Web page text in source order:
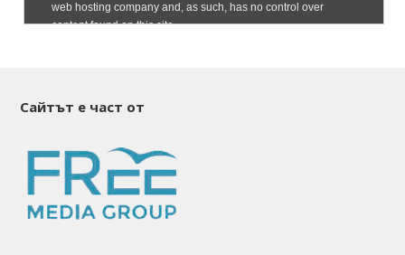
Сайтът е част от